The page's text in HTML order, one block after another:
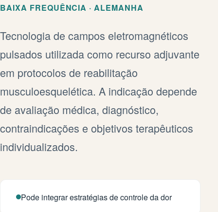
BAIXA FREQUÊNCIA · ALEMANHA
Tecnologia de campos eletromagnéticos
pulsados utilizada como recurso adjuvante
em protocolos de reabilitação
musculoesquelética. A indicação depende
de avaliação médica, diagnóstico,
contraindicações e objetivos terapêuticos
individualizados.
Pode integrar estratégias de controle da dor